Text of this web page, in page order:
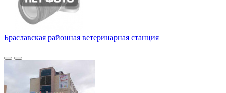
Браславская районная ветеринарная станция